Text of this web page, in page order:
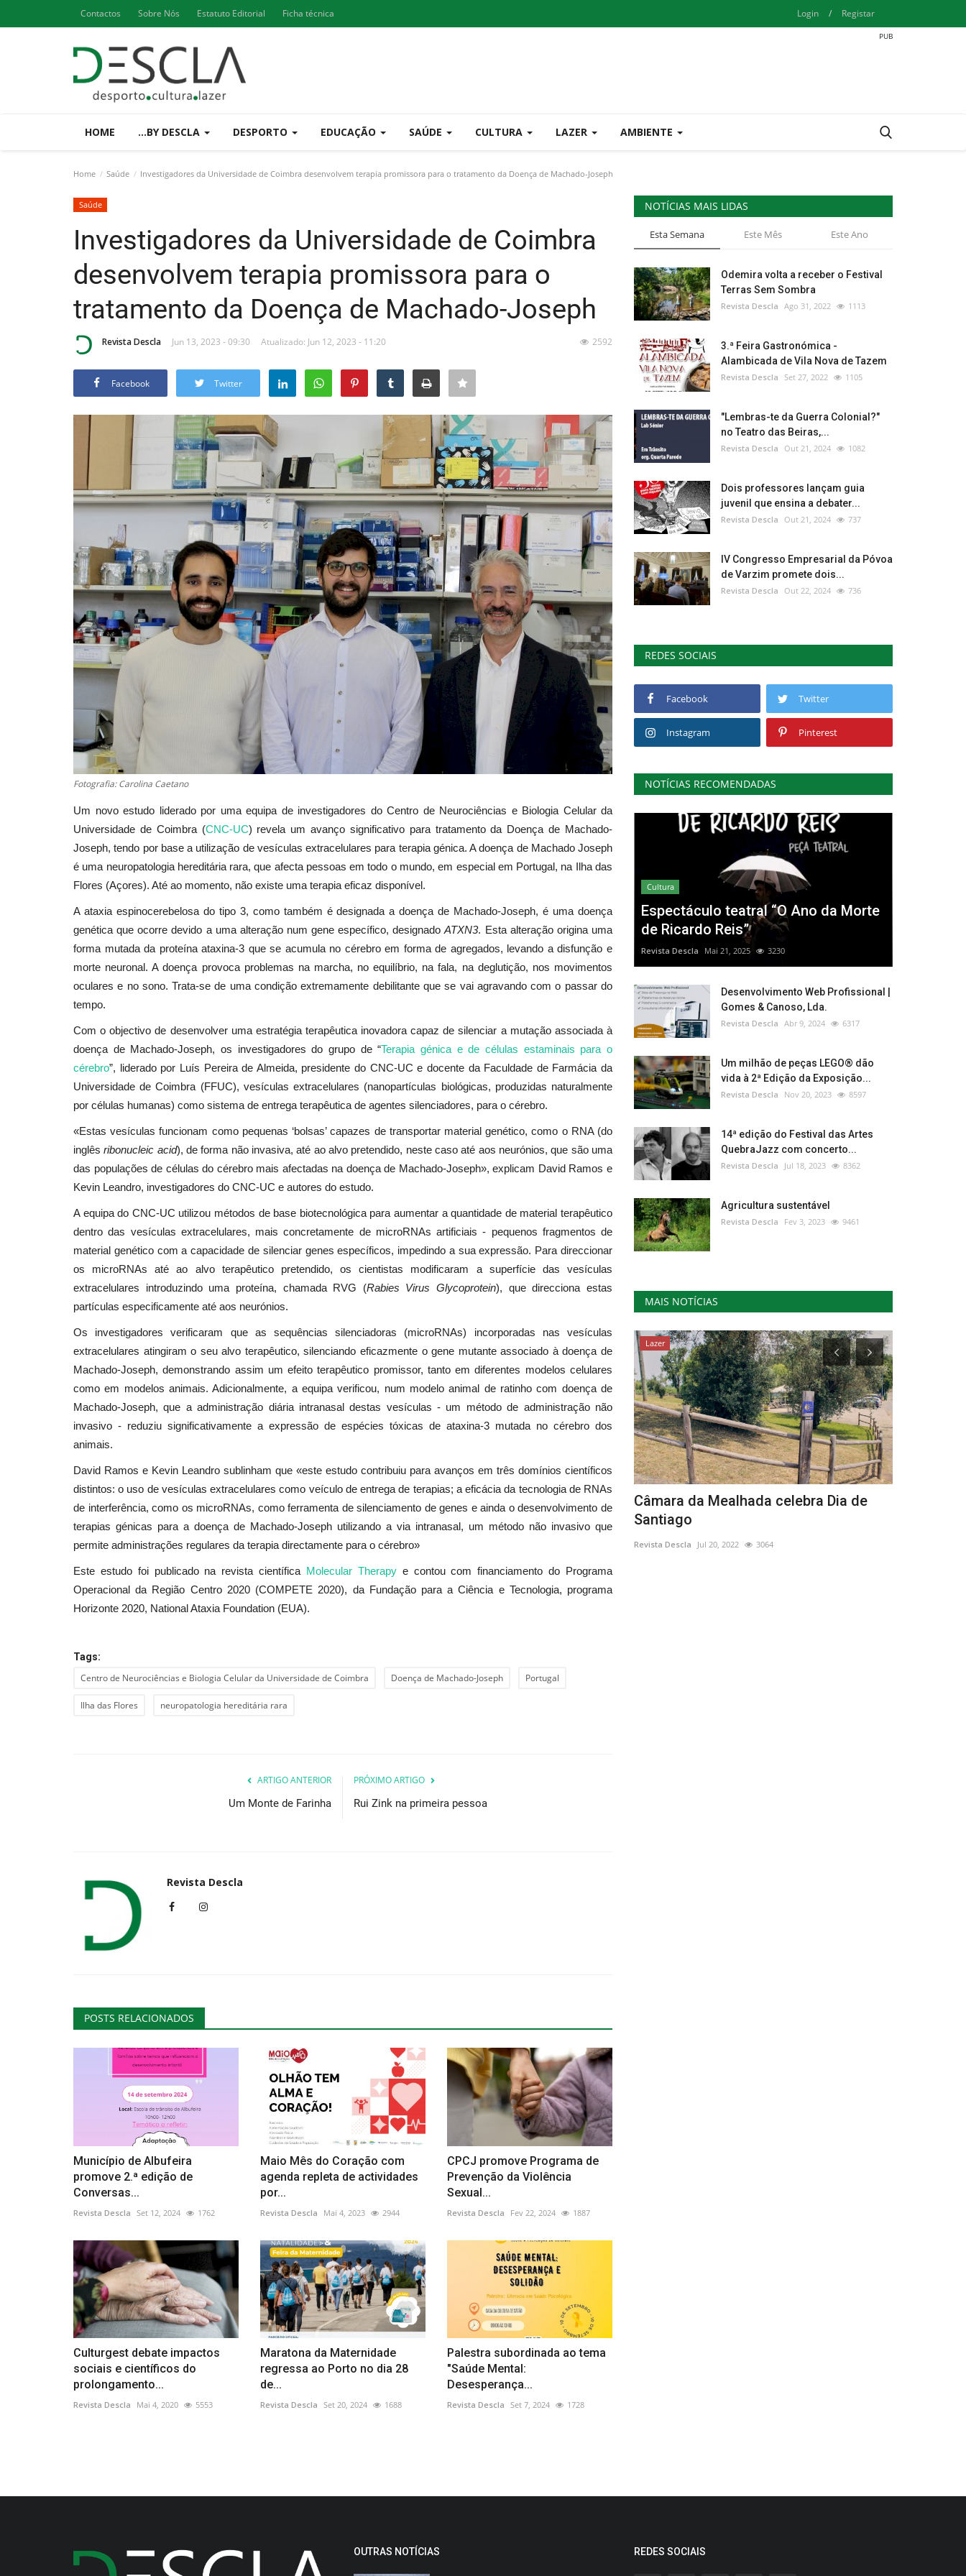
Contactos Sobre Nós Estatuto Editorial Ficha técnica Login / Registar
HOME ...BY DESCLA DESPORTO EDUCAÇÃO SAÚDE CULTURA LAZER AMBIENTE
Home Saúde Investigadores da Universidade de Coimbra desenvolvem terapia promissora para o tratamento da Doença de Machado-Joseph
Saúde
Investigadores da Universidade de Coimbra
desenvolvem terapia promissora para o
tratamento da Doença de Machado-Joseph
Revista Descla Jun 13, 2023 - 09:30 Atualizado: Jun 12, 2023 - 11:20 2592
Facebook Twitter
Fotografia: Carolina Caetano
Um novo estudo liderado por uma equipa de investigadores do Centro de Neurociências e Biologia Celular da
Universidade de Coimbra (CNC-UC) revela um avanço significativo para tratamento da Doença de Machado-
Joseph, tendo por base a utilização de vesículas extracelulares para terapia génica. A doença de Machado Joseph
é uma neuropatologia hereditária rara, que afecta pessoas em todo o mundo, em especial em Portugal, na Ilha das
Flores (Açores). Até ao momento, não existe uma terapia eficaz disponível.
A ataxia espinocerebelosa do tipo 3, como também é designada a doença de Machado-Joseph, é uma doença
genética que ocorre devido a uma alteração num gene específico, designado ATXN3. Esta alteração origina uma
forma mutada da proteína ataxina-3 que se acumula no cérebro em forma de agregados, levando a disfunção e
morte neuronal. A doença provoca problemas na marcha, no equilíbrio, na fala, na deglutição, nos movimentos
oculares e no sono. Trata-se de uma condição extremamente debilitante que se vai agravando com o passar do
tempo.
Com o objectivo de desenvolver uma estratégia terapêutica inovadora capaz de silenciar a mutação associada à
doença de Machado-Joseph, os investigadores do grupo de “Terapia génica e de células estaminais para o
cérebro”, liderado por Luís Pereira de Almeida, presidente do CNC-UC e docente da Faculdade de Farmácia da
Universidade de Coimbra (FFUC), vesículas extracelulares (nanopartículas biológicas, produzidas naturalmente
por células humanas) como sistema de entrega terapêutica de agentes silenciadores, para o cérebro.
«Estas vesículas funcionam como pequenas ‘bolsas’ capazes de transportar material genético, como o RNA (do
inglêsribonucleic acid), de forma não invasiva, até ao alvo pretendido, neste caso até aos neurónios, que são uma
das populações de células do cérebro mais afectadas na doença de Machado-Joseph», explicam David Ramos e
Kevin Leandro, investigadores do CNC-UC e autores do estudo.
A equipa do CNC-UC utilizou métodos de base biotecnológica para aumentar a quantidade de material terapêutico
dentro das vesículas extracelulares, mais concretamente de microRNAs artificiais - pequenos fragmentos de
material genético com a capacidade de silenciar genes específicos, impedindo a sua expressão. Para direccionar
os microRNAs até ao alvo terapêutico pretendido, os cientistas modificaram a superfície das vesículas
extracelulares introduzindo uma proteína, chamada RVG (Rabies Virus Glycoprotein), que direcciona estas
partículas especificamente até aos neurónios.
Os investigadores verificaram que as sequências silenciadoras (microRNAs) incorporadas nas vesículas
extracelulares atingiram o seu alvo terapêutico, silenciando eficazmente o gene mutante associado à doença de
Machado-Joseph, demonstrando assim um efeito terapêutico promissor, tanto em diferentes modelos celulares
como em modelos animais. Adicionalmente, a equipa verificou, num modelo animal de ratinho com doença de
Machado-Joseph, que a administração diária intranasal destas vesículas - um método de administração não
invasivo - reduziu significativamente a expressão de espécies tóxicas de ataxina-3 mutada no cérebro dos
animais.
David Ramos e Kevin Leandro sublinham que «este estudo contribuiu para avanços em três domínios científicos
distintos: o uso de vesículas extracelulares como veículo de entrega de terapias; a eficácia da tecnologia de RNAs
de interferência, como os microRNAs, como ferramenta de silenciamento de genes e ainda o desenvolvimento de
terapias génicas para a doença de Machado-Joseph utilizando a via intranasal, um método não invasivo que
permite administrações regulares da terapia directamente para o cérebro»
Este estudo foi publicado na revista científica Molecular Therapy e contou com financiamento do Programa
Operacional da Região Centro 2020 (COMPETE 2020), da Fundação para a Ciência e Tecnologia, programa
Horizonte 2020, National Ataxia Foundation (EUA).
Tags:
Centro de Neurociências e Biologia Celular da Universidade de Coimbra Doença de Machado-Joseph Portugal
Ilha das Flores neuropatologia hereditária rara
ARTIGO ANTERIOR
Um Monte de Farinha
PRÓXIMO ARTIGO
Rui Zink na primeira pessoa
Revista Descla
POSTS RELACIONADOS
Município de Albufeira
promove 2.ª edição de
Conversas...
Revista Descla Set 12, 2024 1762
Maio Mês do Coração com
agenda repleta de actividades
por...
Revista Descla Mai 4, 2023 2944
CPCJ promove Programa de
Prevenção da Violência
Sexual...
Revista Descla Fev 22, 2024 1887
Culturgest debate impactos
sociais e científicos do
prolongamento...
Revista Descla Mai 4, 2020 5553
Maratona da Maternidade
regressa ao Porto no dia 28
de...
Revista Descla Set 20, 2024 1688
Palestra subordinada ao tema
"Saúde Mental:
Desesperança...
Revista Descla Set 7, 2024 1728
NOTÍCIAS MAIS LIDAS
Esta Semana Este Mês Este Ano
Odemira volta a receber o Festival
Terras Sem Sombra
Revista Descla Ago 31, 2022 1113
3.ª Feira Gastronómica -
Alambicada de Vila Nova de Tazem
Revista Descla Set 27, 2022 1105
"Lembras-te da Guerra Colonial?"
no Teatro das Beiras,...
Revista Descla Out 21, 2024 1082
Dois professores lançam guia
juvenil que ensina a debater...
Revista Descla Out 21, 2024 737
IV Congresso Empresarial da Póvoa
de Varzim promete dois...
Revista Descla Out 22, 2024 736
REDES SOCIAIS
Facebook Twitter
Instagram Pinterest
NOTÍCIAS RECOMENDADAS
Cultura
Espectáculo teatral “O Ano da Morte
de Ricardo Reis”
Revista Descla Mai 21, 2025 3230
Desenvolvimento Web Profissional |
Gomes & Canoso, Lda.
Revista Descla Abr 9, 2024 6317
Um milhão de peças LEGO® dão
vida à 2ª Edição da Exposição...
Revista Descla Nov 20, 2023 8597
14ª edição do Festival das Artes
QuebraJazz com concerto...
Revista Descla Jul 18, 2023 8362
Agricultura sustentável
Revista Descla Fev 3, 2023 9461
MAIS NOTÍCIAS
16º Grande Prémio da Arrábida com
inscrições abertas
Revista Descla Fev 12, 2024 2017
Troféu YAMAHA regressa a Évora para
derradeira jornada...
Revista Descla
Lazer
Câmara da Mealhada celebra Dia de
Santiago
Revista Descla Jul 20, 2022 3064
OUTRAS NOTÍCIAS REDES SOCIAIS